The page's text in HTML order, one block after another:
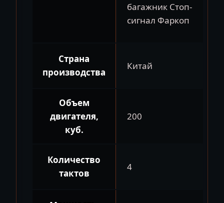
багажник Стоп-
сигнал Фаркоп
Страна
производства
Китай
Объем
двигателя,
куб.
200
Количество
тактов
4